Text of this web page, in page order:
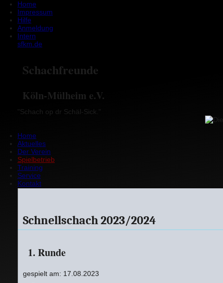
Home
Impressum
Hilfe
Anmeldung
Intern
sfkm.de
Schachfreunde
Köln-Mülheim e.V.
"Schach op dr Schäl-Sick."
Home
Aktuelles
Der Verein
Spielbetrieb
Training
Service
Kontakt
Schnellschach 2023/2024
1. Runde
gespielt am: 17.08.2023